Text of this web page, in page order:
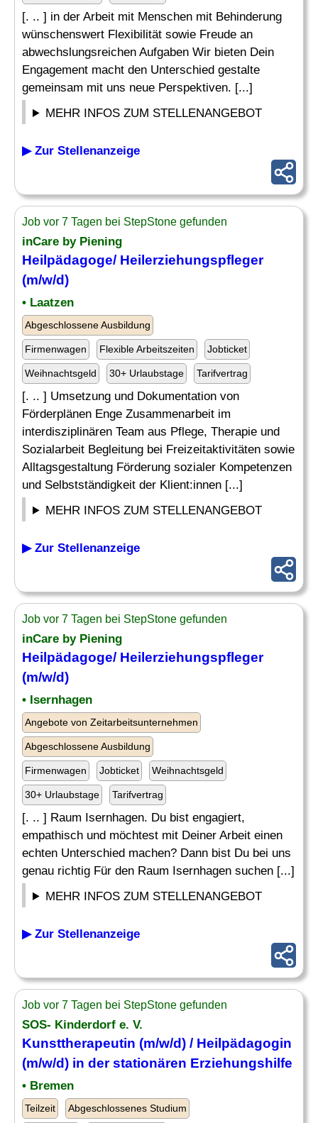
[. .. ] in der Arbeit mit Menschen mit Behinderung
wünschenswert Flexibilität sowie Freude an
abwechslungsreichen Aufgaben Wir bieten Dein
Engagement macht den Unterschied gestalte
gemeinsam mit uns neue Perspektiven. [...]
MEHR INFOS ZUM STELLENANGEBOT
▶ Zur Stellenanzeige
Job vor 7 Tagen bei StepStone gefunden
inCare by Piening
Heilpädagoge/ Heilerziehungspfleger
(m/w/d)
• Laatzen
Abgeschlossene Ausbildung
Firmenwagen Flexible Arbeitszeiten Jobticket
Weihnachtsgeld 30+ Urlaubstage Tarifvertrag
[. .. ] Umsetzung und Dokumentation von
Förderplänen Enge Zusammenarbeit im
interdisziplinären Team aus Pflege, Therapie und
Sozialarbeit Begleitung bei Freizeitaktivitäten sowie
Alltagsgestaltung Förderung sozialer Kompetenzen
und Selbstständigkeit der Klient:innen [...]
MEHR INFOS ZUM STELLENANGEBOT
▶ Zur Stellenanzeige
Job vor 7 Tagen bei StepStone gefunden
inCare by Piening
Heilpädagoge/ Heilerziehungspfleger
(m/w/d)
• Isernhagen
Angebote von Zeitarbeitsunternehmen
Abgeschlossene Ausbildung
Firmenwagen Jobticket Weihnachtsgeld
30+ Urlaubstage Tarifvertrag
[. .. ] Raum Isernhagen. Du bist engagiert,
empathisch und möchtest mit Deiner Arbeit einen
echten Unterschied machen? Dann bist Du bei uns
genau richtig Für den Raum Isernhagen suchen [...]
MEHR INFOS ZUM STELLENANGEBOT
▶ Zur Stellenanzeige
Job vor 7 Tagen bei StepStone gefunden
SOS- Kinderdorf e. V.
Kunsttherapeutin (m/w/d) / Heilpädagogin
(m/w/d) in der stationären Erziehungshilfe
• Bremen
Teilzeit Abgeschlossenes Studium